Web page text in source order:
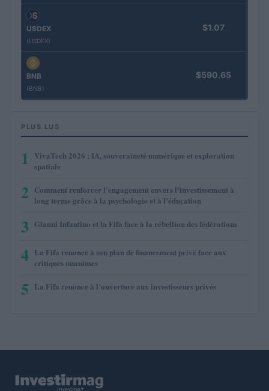
USDEX
(USDEX)
$1.07
BNB
(BNB)
$590.65
PLUS LUS
1
VivaTech 2026 : IA, souveraineté numérique et exploration
spatiale
2 Comment renforcer l’engagement envers l’investissement à
long terme grâce à la psychologie et à l’éducation
3 Gianni Infantino et la Fifa face à la rébellion des fédérations
4 La Fifa renonce à son plan de financement privé face aux
critiques unanimes
5 La Fifa renonce à l’ouverture aux investisseurs privés